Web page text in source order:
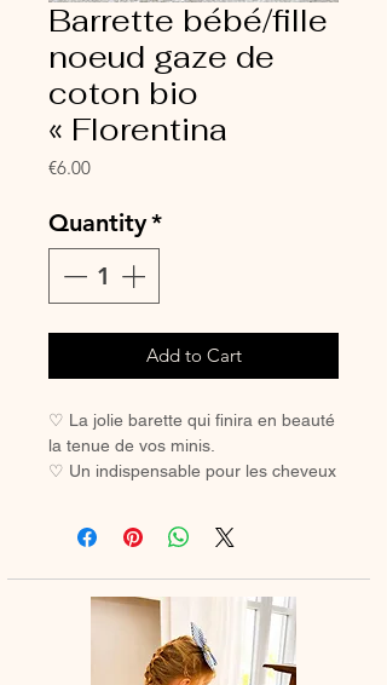
Barrette bébé/fille
noeud gaze de
coton bio
« Florentina
€6.00Price
Quantity*
Add to Cart
♡ La jolie barette qui finira en beauté
la tenue de vos minis.
♡ Un indispensable pour les cheveux
glisse pas, même sur les cheveux les
Pince crocodile 45 mm
Dimension noeud à plat environ 85
mm x 75 mm